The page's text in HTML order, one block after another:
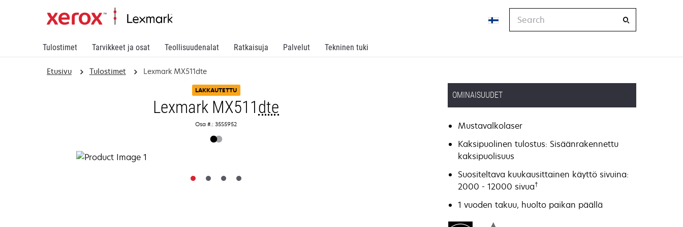
Tulostimet Tarvikkeet ja osat Teollisuudenalat Ratkaisuja Palvelut Tekninen tuki
Etusivu Tulostimet Lexmark MX511dte
LAKKAUTETTU
Lexmark MX511dte
Osa #.: 35S5952
OMINAISUUDET
Mustavalkolaser
Kaksipuolinen tulostus: Sisäänrakennettu
kaksipuolisuus
Suositeltava kuukausittainen käyttö sivuina:
2000 - 12000 sivua†
1 vuoden takuu, huolto paikan päällä